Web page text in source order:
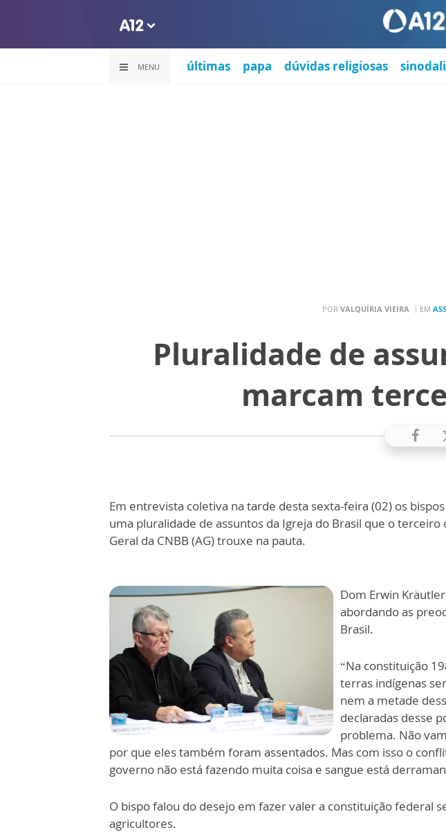
MENU últimas papa dúvidas religiosas
POR VALQUÍRIA VIEIRA EM
Pluralidade de
marcam
Em entrevista coletiva na tarde desta sexta-feira (02) os
uma pluralidade de assuntos da Igreja do Brasil que o terceiro
Geral da CNBB (AG) trouxe na pauta.
Dom Erwin
abordando as
Brasil.
“Na constituição
terras indígenas
nem a metade
declaradas desse
problema. Não
por que eles também foram assentados. Mas com isso o
governo não está fazendo muita coisa e sangue está
O bispo falou do desejo em fazer valer a constituição federal
agricultores.